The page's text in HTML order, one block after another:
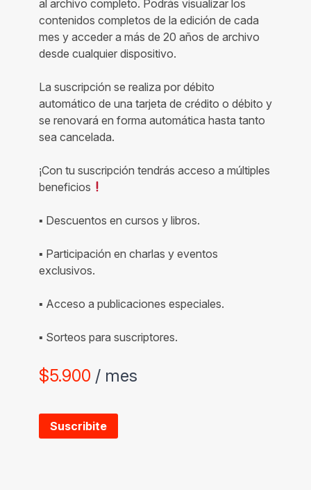
al archivo completo. Podrás visualizar los
contenidos completos de la edición de cada
mes y acceder a más de 20 años de archivo
desde cualquier dispositivo.
La suscripción se realiza por débito
automático de una tarjeta de crédito o débito y
se renovará en forma automática hasta tanto
sea cancelada.
¡Con tu suscripción tendrás acceso a múltiples
beneficios
▪ Descuentos en cursos y libros.
▪ Participación en charlas y eventos
exclusivos.
▪ Acceso a publicaciones especiales.
▪ Sorteos para suscriptores.
$5.900 / mes
Suscribite